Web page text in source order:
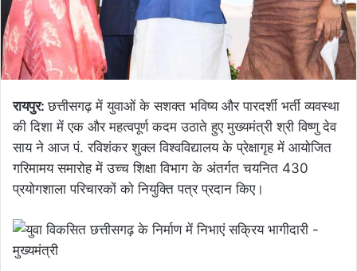
रायपुर:छत्तीसगढ़ में युवाओं के सशक्त भविष्य और पारदर्शी भर्ती व्यवस्था
की दिशा में एक और महत्वपूर्ण कदम उठाते हुए मुख्यमंत्री श्री विष्णु देव
साय ने आज पं. रविशंकर शुक्ल विश्वविद्यालय के प्रेक्षागृह में आयोजित
गरिमामय समारोह में उच्च शिक्षा विभाग के अंतर्गत चयनित 430
प्रयोगशाला परिचारकों को नियुक्ति पत्र प्रदान किए।